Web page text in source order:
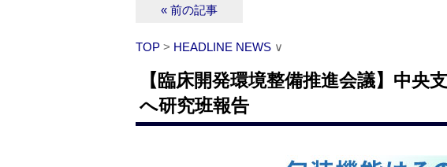
« 前の記事
TOP > HEADLINE NEWS ∨
【臨床開発環境整備推進会議】中央
へ研究班報告